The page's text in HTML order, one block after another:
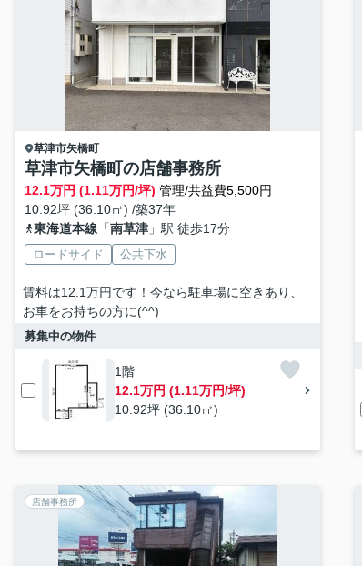
草津市矢橋町
草津市矢橋町の店舗事務所
12.1万円 (1.11万円/坪) 管理/共益費5,500円
10.92坪 (36.10㎡) /築37年
東海道本線「南草津」駅 徒歩17分
ロードサイド 公共下水
賃料は12.1万円です！今なら駐車場に空きあり、
お車をお持ちの方に(^^)
募集中の物件
1階
12.1万円 (1.11万円/坪)
10.92坪 (36.10㎡)
店舗事務所